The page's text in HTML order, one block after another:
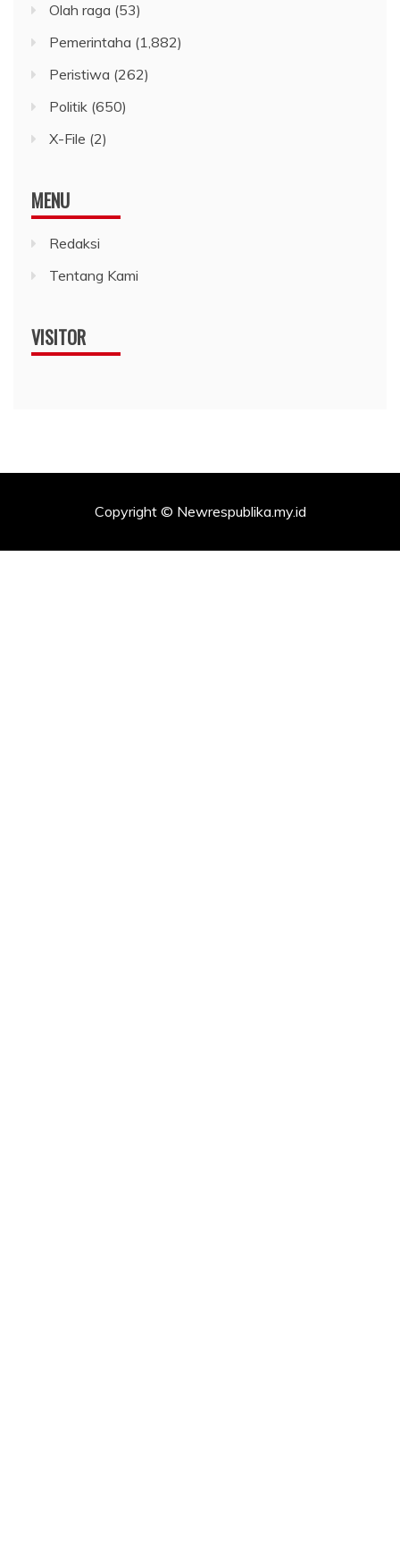
Olah raga (53)
Pemerintaha (1,882)
Peristiwa (262)
Politik (650)
X-File (2)
MENU
Redaksi
Tentang Kami
VISITOR
Copyright © Newrespublika.my.id